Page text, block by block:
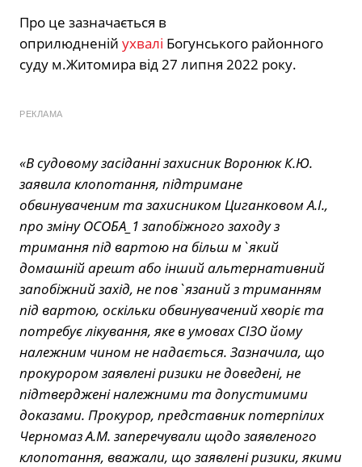
Про це зазначається в
оприлюдненій ухвалі Богунського районного
суду м.Житомира від 27 липня 2022 року.
РЕКЛАМА
«В судовому засіданні захисник Воронюк К.Ю.
заявила клопотання, підтримане
обвинуваченим та захисником Циганковом А.І.,
про зміну ОСОБА_1 запобіжного заходу з
тримання під вартою на більш м`який
домашній арешт або інший альтернативний
запобіжний захід, не пов`язаний з триманням
під вартою, оскільки обвинувачений хворіє та
потребує лікування, яке в умовах СІЗО йому
належним чином не надається. Зазначила, що
прокурором заявлені ризики не доведені, не
підтверджені належними та допустимими
доказами. Прокурор, представник потерпілих
Черномаз А.М. заперечували щодо заявленого
клопотання, вважали, що заявлені ризики, якими